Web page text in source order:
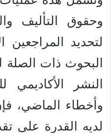
وحقوق التأليف
لتحديد المراجعين
البحوث ذات الصلة
النشر الأكاديمي
وأخطاء الماضي،
لديه القدرة على